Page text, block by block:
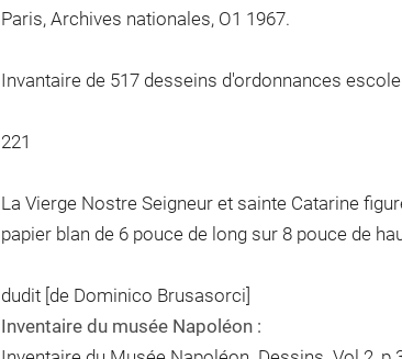
Paris, Archives nationales, O1 1967.
Invantaire de 517 desseins d'ordonnances
221
La Vierge Nostre Seigneur et sainte Catarine
papier blan de 6 pouce de long sur 8 pouce de
dudit [de Dominico Brusasorci]
Inventaire du musée Napoléon :